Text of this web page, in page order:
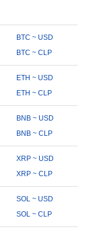
BTC ~ USD
BTC ~ CLP
ETH ~ USD
ETH ~ CLP
BNB ~ USD
BNB ~ CLP
XRP ~ USD
XRP ~ CLP
SOL ~ USD
SOL ~ CLP